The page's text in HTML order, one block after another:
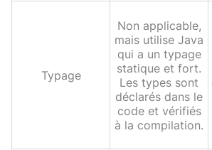
Typage
Non applicable,
mais utilise Java
qui a un typage
statique et fort.
Les types sont
déclarés dans le
code et vérifiés
à la compilation.